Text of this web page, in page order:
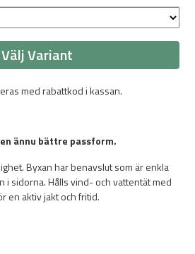
Välj Variant
med rabattkod i kassan.
ännu bättre passform.
Byxan har benavslut som är enkla
i sidorna. Hålls vind- och vattentät med
en aktiv jakt och fritid.